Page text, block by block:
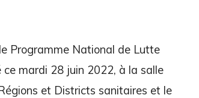
Programme National de Lutte
ce mardi 28 juin 2022, à la salle
et Districts sanitaires et le